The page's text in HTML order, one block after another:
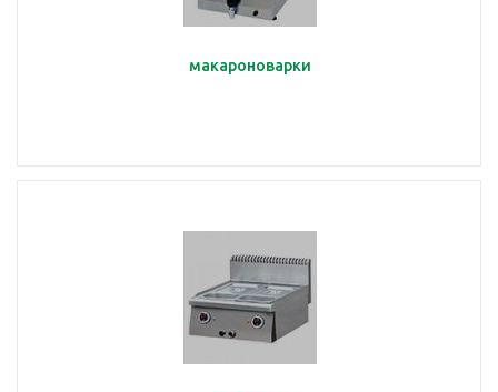
макароноварки